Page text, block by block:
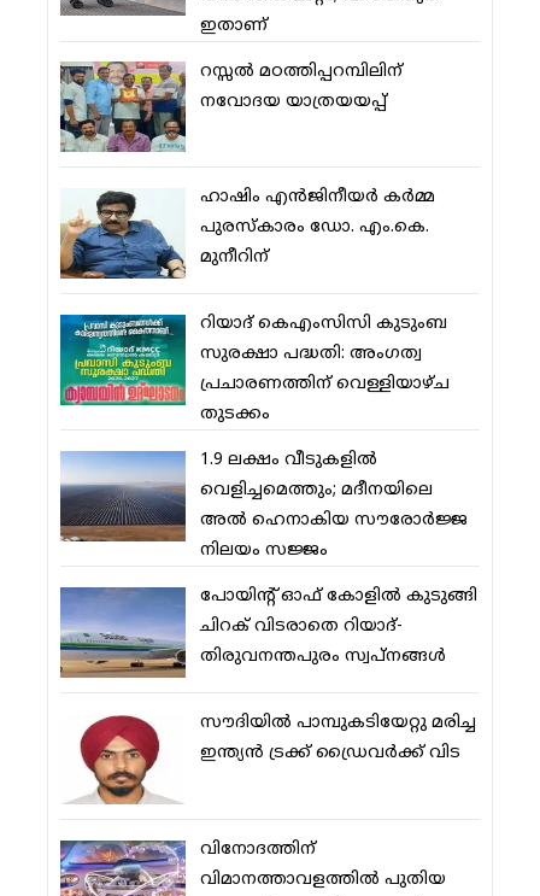
ഇതാണ്
റസ്സല്‍ മഠത്തിപ്പറമ്പിലിന്
നവോദയ യാത്രയയപ്പ്
ഹാഷിം എന്‍ജിനീയര്‍ കര്‍മ്മ
പുരസ്‌കാരം ഡോ. എം.കെ.
മുനീറിന്
റിയാദ് കെഎംസിസി കുടുംബ
സുരക്ഷാ പദ്ധതി: അംഗത്വ
പ്രചാരണത്തിന് വെള്ളിയാഴ്ച
തുടക്കം
1.9 ലക്ഷം വീടുകളില്‍
വെളിച്ചമെത്തും; മദീനയിലെ
അല്‍ ഹെനാകിയ സൗരോര്‍ജ്ജ
നിലയം സജ്ജം
പോയിന്റ് ഓഫ് കോളില്‍ കുടുങ്ങി
ചിറക് വിടരാതെ റിയാദ്-
തിരുവനന്തപുരം സ്വപ്നങ്ങള്‍
സൗദിയിൽ പാമ്പുകടിയേറ്റു മരിച്ച
ഇന്ത്യൻ ട്രക്ക് ഡ്രൈവർക്ക് വിട
വിനോദത്തിന്
വിമാനത്താവളത്തില്‍ പുതിയ